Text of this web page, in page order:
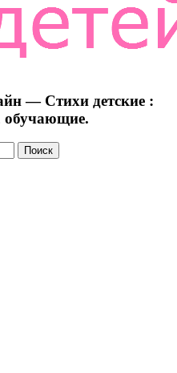
— Стихи детские :
обучающие.